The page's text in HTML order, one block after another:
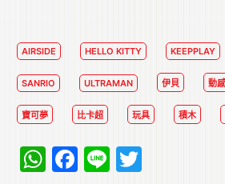
AIRSIDE HELLO KITTY KEEPPLAY
SANRIO ULTRAMAN 伊貝 動
寶可夢 比卡超 玩具 積木
WhatsApp
Facebook
Line